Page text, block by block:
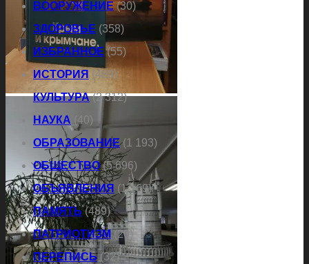
ВООРУЖЕНИЕ(30)
ЗДОРОВЬЕ (358)
ИЗБРАННОЕ(55)
ИСТОРИЯ (489)
КУЛЬТУРА(2 312)
НАУКА (40)
ОБРАЗОВАНИЕ(1 193)
ОБЩЕСТВО(5 696)
ОБЪЯВЛЕНИЯ (1 169)
ПАМЯТЬ(489)
ПАТРИОТИЗМ (20)
ПЕРЕПИСЬ(32)